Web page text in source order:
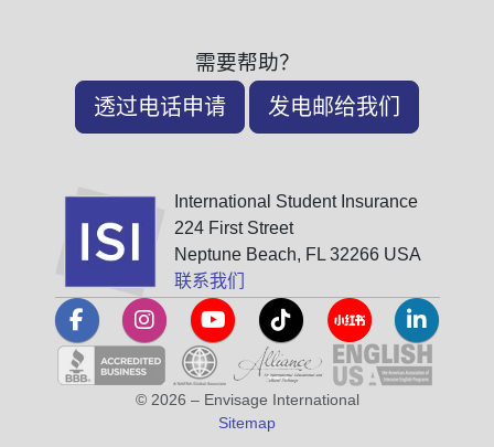
需要帮助？
透过电话申请 发电邮给我们
International Student Insurance
224 First Street
Neptune Beach, FL 32266 USA
联系我们
© 2026 – Envisage International
Sitemap